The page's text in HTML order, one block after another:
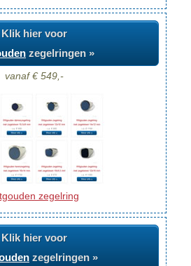
Klik hier voor
zegelringen »
vanaf € 549,-
zegelring
Klik hier voor
zegelringen »